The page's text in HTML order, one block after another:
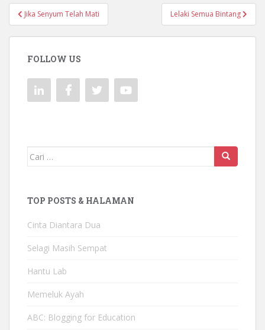
Navigasi
pos
Jika Senyum Telah Mati Lelaki Semua Bintang
FOLLOW US
Mencari:
TOP POSTS & HALAMAN
Cinta Diantara Dua
Selagi Masih Sempat
Hantu Lab
Memeluk Ayah
ABC: Blogging for Education